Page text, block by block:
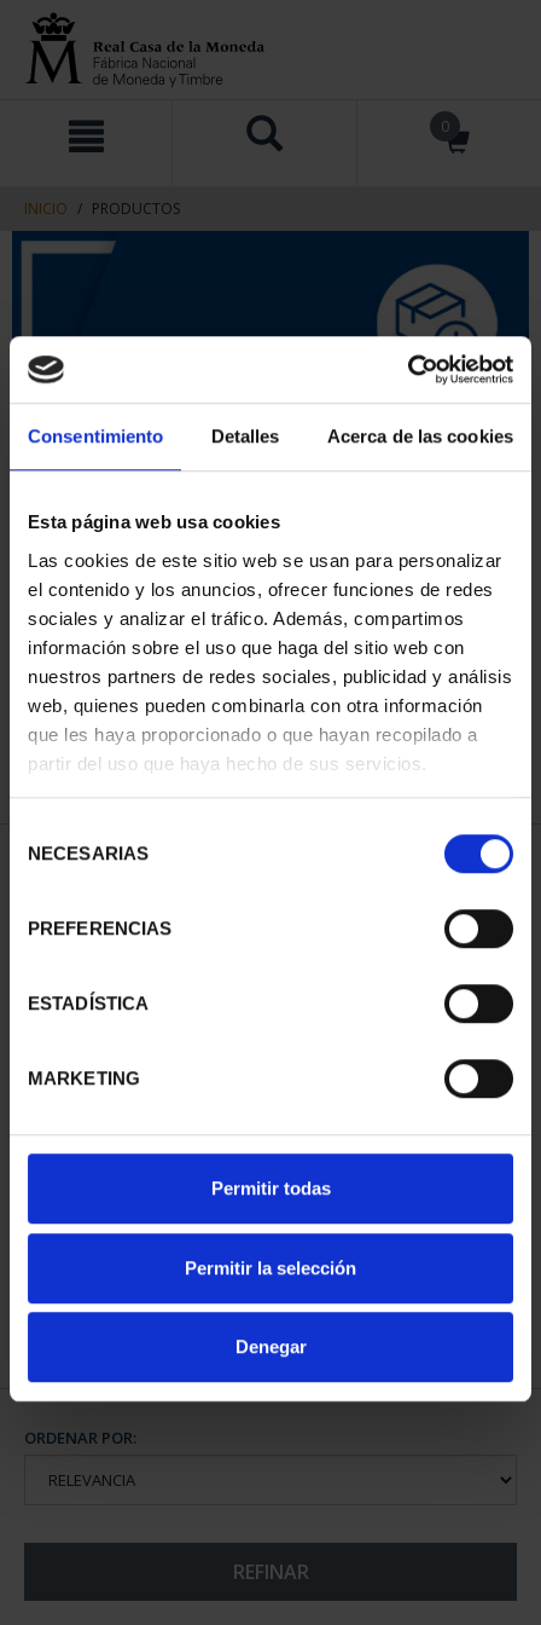
Consentimiento Detalles Acerca de las cookies
Esta página web usa cookies
Las cookies de este sitio web se usan para personalizar
el contenido y los anuncios, ofrecer funciones de redes
sociales y analizar el tráfico. Además, compartimos
información sobre el uso que haga del sitio web con
nuestros partners de redes sociales, publicidad y análisis
web, quienes pueden combinarla con otra información
que les haya proporcionado o que hayan recopilado a
partir del uso que haya hecho de sus servicios.
NECESARIAS
PREFERENCIAS
ESTADÍSTICA
MARKETING
Permitir todas
Permitir la selección
Denegar
contenido
navegacin
0
INICIO PRODUCTOS
ORDENAR POR:
REFINAR
1 Productos encontrados
CIUDADES PATRIMONIO
73,00 €
ORDENAR POR:
REFINAR